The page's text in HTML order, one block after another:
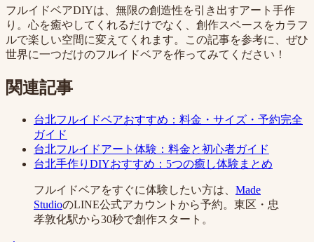
フルイドベアDIYは、無限の創造性を引き出すアート手作
り。心を癒やしてくれるだけでなく、創作スペースをカラフ
ルで楽しい空間に変えてくれます。この記事を参考に、ぜひ
世界に一つだけのフルイドベアを作ってみてください！
関連記事
台北フルイドベアおすすめ：料金・サイズ・予約完全
ガイド
台北フルイドアート体験：料金と初心者ガイド
台北手作りDIYおすすめ：5つの癒し体験まとめ
フルイドベアをすぐに体験したい方は、 Made
StudioのLINE公式アカウントから予約。東区・忠
孝敦化駅から30秒で創作スタート。